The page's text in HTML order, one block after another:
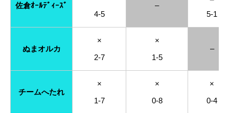
佐倉ｵｰﾙﾃﾞｨｰｽﾞ
4-5
–
5-1
ぬまオルカ
×
2-7
×
1-5
–
チームへたれ
×
1-7
×
0-8
×
0-4